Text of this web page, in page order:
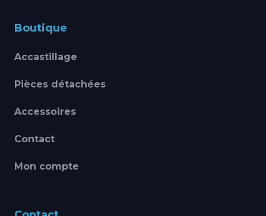
Boutique
Accastillage
Pièces détachées
Accessoires
Contact
Mon compte